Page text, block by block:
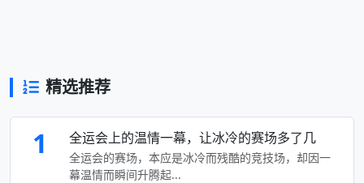
精选推荐
1 全运会上的温情一幕，让冰冷的赛场多了几
全运会的赛场，本应是冰冷而残酷的竞技场，却因一
幕温情而瞬间升腾起...